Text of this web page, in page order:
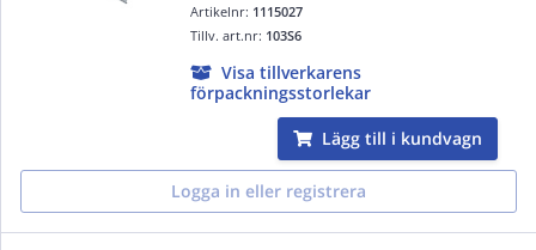
Artikelnr: 1115027
Tillv. art.nr: 103S6
Visa tillverkarens
förpackningsstorlekar
Lägg till i kundvagn
Logga in eller registrera